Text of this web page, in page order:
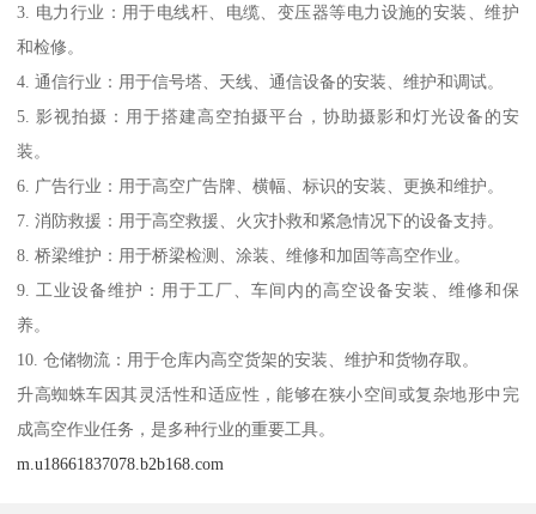
3. 电力行业：用于电线杆、电缆、变压器等电力设施的安装、维护
和检修。
4. 通信行业：用于信号塔、天线、通信设备的安装、维护和调试。
5. 影视拍摄：用于搭建高空拍摄平台，协助摄影和灯光设备的安
装。
6. 广告行业：用于高空广告牌、横幅、标识的安装、更换和维护。
7. 消防救援：用于高空救援、火灾扑救和紧急情况下的设备支持。
8. 桥梁维护：用于桥梁检测、涂装、维修和加固等高空作业。
9. 工业设备维护：用于工厂、车间内的高空设备安装、维修和保
养。
10. 仓储物流：用于仓库内高空货架的安装、维护和货物存取。
升高蜘蛛车因其灵活性和适应性，能够在狭小空间或复杂地形中完
成高空作业任务，是多种行业的重要工具。
m.u18661837078.b2b168.com